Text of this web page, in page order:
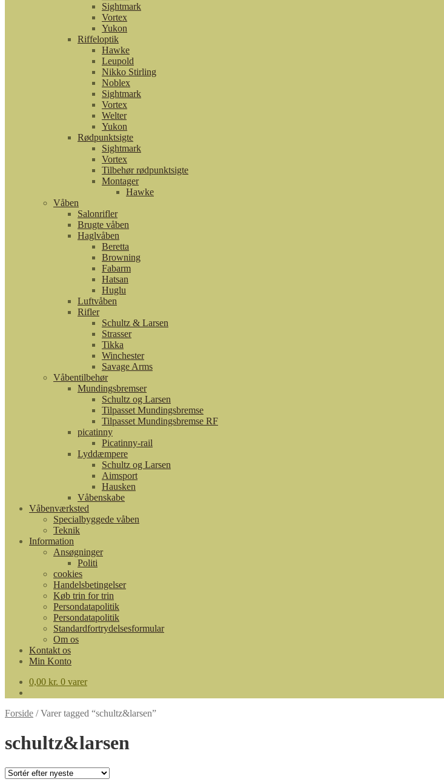
Sightmark
Vortex
Yukon
Riffeloptik
Hawke
Leupold
Nikko Stirling
Noblex
Sightmark
Vortex
Welter
Yukon
Rødpunktsigte
Sightmark
Vortex
Tilbehør rødpunktsigte
Montager
Hawke
Våben
Salonrifler
Brugte våben
Haglvåben
Beretta
Browning
Fabarm
Hatsan
Huglu
Luftvåben
Rifler
Schultz & Larsen
Strasser
Tikka
Winchester
Savage Arms
Våbentilbehør
Mundingsbremser
Schultz og Larsen
Tilpasset Mundingsbremse
Tilpasset Mundingsbremse RF
picatinny
Picatinny-rail
Lyddæmpere
Schultz og Larsen
Aimsport
Hausken
Våbenskabe
Våbenværksted
Specialbyggede våben
Teknik
Information
Ansøgninger
Politi
cookies
Handelsbetingelser
Køb trin for trin
Persondatapolitik
Persondatapolitik
Standardfortrydelsesformular
Om os
Kontakt os
Min Konto
0,00 kr. 0 varer
Forside /Varer tagged “schultz&larsen”
schultz&larsen